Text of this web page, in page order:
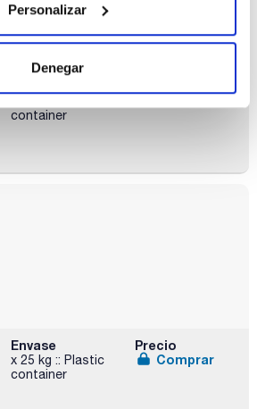
Personalizar
Denegar
container
Envase
x 25 kg :: Plastic
container
Precio
Comprar